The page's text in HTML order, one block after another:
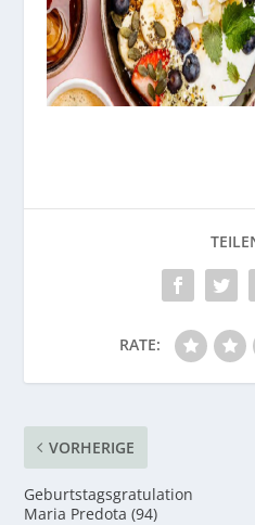
RATE:
VORHERIGE
Geburtstagsgratulation
Maria Predota (94)